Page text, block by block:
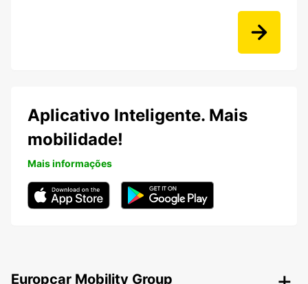
Aplicativo Inteligente. Mais
mobilidade!
Mais informações
Europcar Mobility Group